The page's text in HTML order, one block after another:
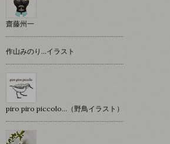
齋藤州一
作山みのり…イラスト
piro piro piccolo…（野鳥イラスト）